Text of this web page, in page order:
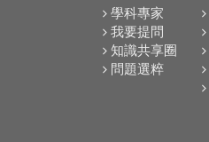
學科專家
我要提問
知識共享圈
問題選粹